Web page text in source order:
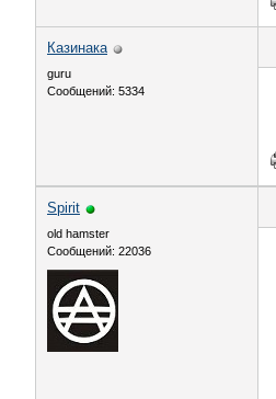
Казинака
guru
Сообщений: 5334
Spirit
old hamster
Сообщений: 22036